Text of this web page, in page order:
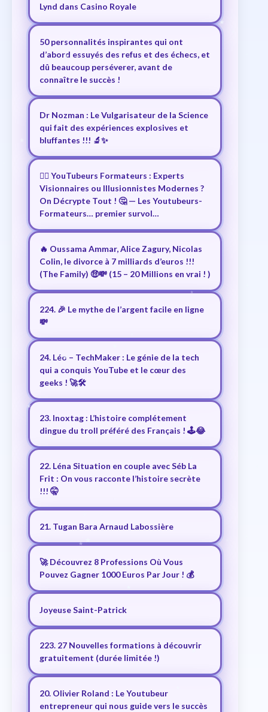
Lynd dans Casino Royale
50 personnalités inspirantes qui ont
d’abord essuyés des refus et des échecs, et
dû beaucoup perséverer, avant de
connaître le succès !
Dr Nozman : Le Vulgarisateur de la Science
qui fait des expériences explosives et
bluffantes !!! 🔬✨
🕵️‍♂️ YouTubeurs Formateurs : Experts
Visionnaires ou Illusionnistes Modernes ?
On Décrypte Tout ! 🤔 — Les Youtubeurs-
Formateurs… premier survol…
🔥 Oussama Ammar, Alice Zagury, Nicolas
Colin, le divorce à 7 milliards d’euros !!!
(The Family) 🤑💸 (15 – 20 Millions en vrai ! )
224. 🎉 Le mythe de l’argent facile en ligne
💸
24. Léo – TechMaker : Le génie de la tech
qui a conquis YouTube et le cœur des
geeks ! 🚀🛠️
23. Inoxtag : L’histoire complétement
dingue du troll préféré des Français ! 🕹️😂
22. Léna Situation en couple avec Séb La
Frit : On vous racconte l’histoire secrète
!!! 🤫
21. Tugan Bara Arnaud Labossière
🚀 Découvrez 8 Professions Où Vous
Pouvez Gagner 1000 Euros Par Jour ! 💰
Joyeuse Saint-Patrick
223. 27 Nouvelles formations à découvrir
gratuitement (durée limitée !)
20. Olivier Roland : Le Youtubeur
entrepreneur qui nous guide vers le succès